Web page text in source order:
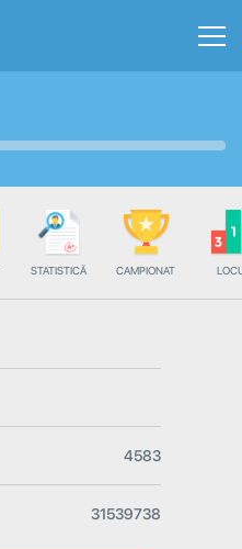
STATISTICĂ CAMPIONAT
4583
31539738